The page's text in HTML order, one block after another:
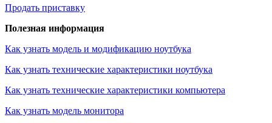
Продать приставку
Полезная информация
Как узнать модель и модификацию ноутбука
Как узнать технические характеристики ноутбука
Как узнать технические характеристики компьютера
Как узнать модель монитора